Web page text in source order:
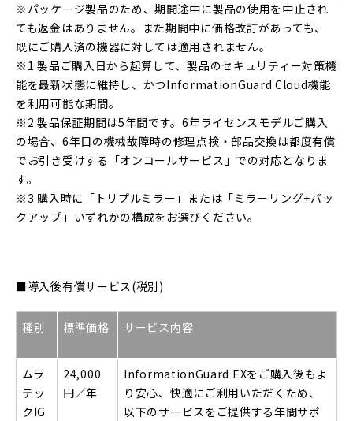
※パッケージ製品のため、期間途中に製品の使用を中止され
ても返金はありません。また期間中に価格改訂があっても、
既にご購入済の機器に対しては適用されません。
※1 製品ご購入日から起算して、製品のセキュリティー対策機
能を最新状態に維持し、かつInformationGuard Cloud機能
を利用可能な期間。
※2 製品保証期間は5年間です。6年ライセンスモデルご購入
の場合、6年目の機械故障時の修理点検・部品交換は都度有償
でお引き受けする「オンコールサービス」での対応となりま
す。
※3 購入時に「トリプルミラー」または「ミラーリング+バッ
クアップ」いずれかの構成をお選びください。
■導入後有償サービス(税別)
種別 標準価格 サービス内容
ムラ
テッ
クIG
24,000
円／年
InformationGuard EXをご購入後もよ
り安心、快適にご利用いただくため、
以下のサービスをご提供する年間サポ